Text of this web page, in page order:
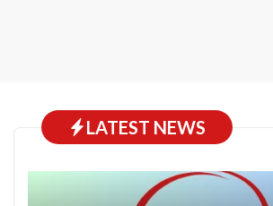
LATEST NEWS